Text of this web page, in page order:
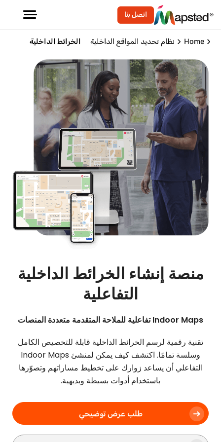
اتصل بنا
Home نظام تحديد المواقع الداخلية الخرائط الداخلية
منصة إنشاء الخرائط الداخلية
التفاعلية
Indoor Maps تفاعلية للملاحة المتقدمة متعددة المنصات
تقنية رقمية لرسم الخرائط الداخلية قابلة للتخصيص الكامل
وسلسة تمامًا. اكتشف كيف يمكن لمنشئ Indoor Maps
التفاعلي أن يساعد زوارك على تخطيط مساراتهم وتصوّرها
باستخدام أدوات بسيطة وبديهية.
طلب عرض توضيحي